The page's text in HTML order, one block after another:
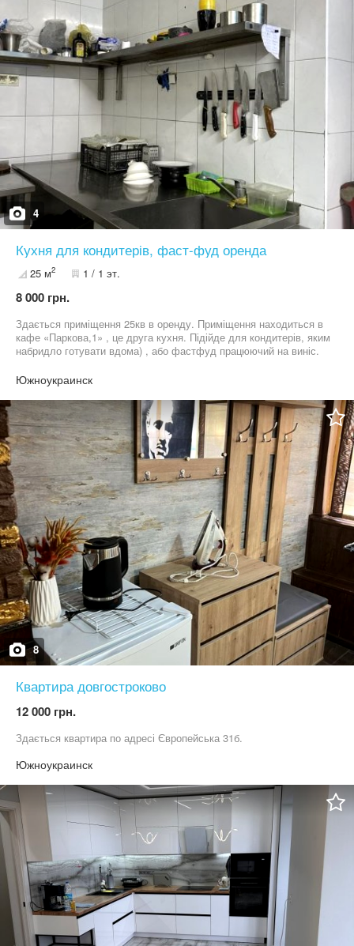
4
Кухня для кондитерів, фаст-фуд оренда
25 м2 1 / 1 эт.
8 000 грн.
Здається приміщення 25кв в оренду. Приміщення находиться в
кафе «Паркова,1» , це друга кухня. Підійде для кондитерів, яким
набридло готувати вдома) , або фастфуд працюючий на виніс.
Южноукраинск
8
Квартира довгостроково
12 000 грн.
Здається квартира по адресі Європейська 31б.
Южноукраинск